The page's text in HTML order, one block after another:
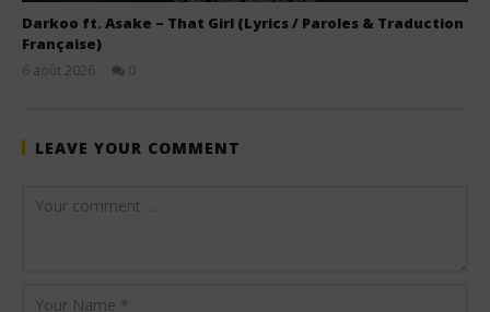
Darkoo ft. Asake – That Girl (Lyrics / Paroles & Traduction
Française)
6 août 2026
0
LEAVE YOUR COMMENT